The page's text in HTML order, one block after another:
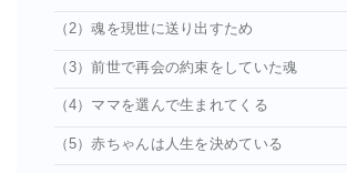
（2）魂を現世に送り出すため
（3）前世で再会の約束をしていた魂
（4）ママを選んで生まれてくる
（5）赤ちゃんは人生を決めている